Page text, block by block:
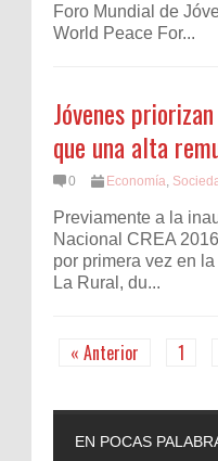
Foro Mundial de
World Peace For...
Jóvenes
que una alta
0 Economía
Previamente a la
Nacional CREA
por primera vez en
La Rural, du...
« Anterior 1
EN POCAS